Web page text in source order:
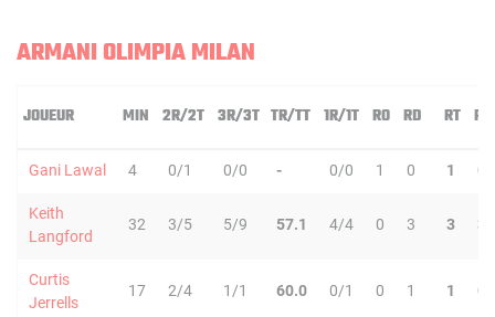
ARMANI OLIMPIA MILAN
JOUEUR MIN 2R/2T 3R/3T TR/TT 1R/1T RO RD RT PD
Gani Lawal 4 0/1 0/0 - 0/0 1 0 1 0
Keith
Langford
32 3/5 5/9 57.1 4/4 0 3 3 3
Curtis
Jerrells
17 2/4 1/1 60.0 0/1 0 1 1 0